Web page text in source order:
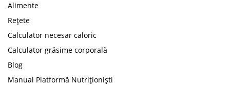
Alimente
Rețete
Calculator necesar caloric
Calculator grăsime corporală
Blog
Manual Platformă Nutriționiști